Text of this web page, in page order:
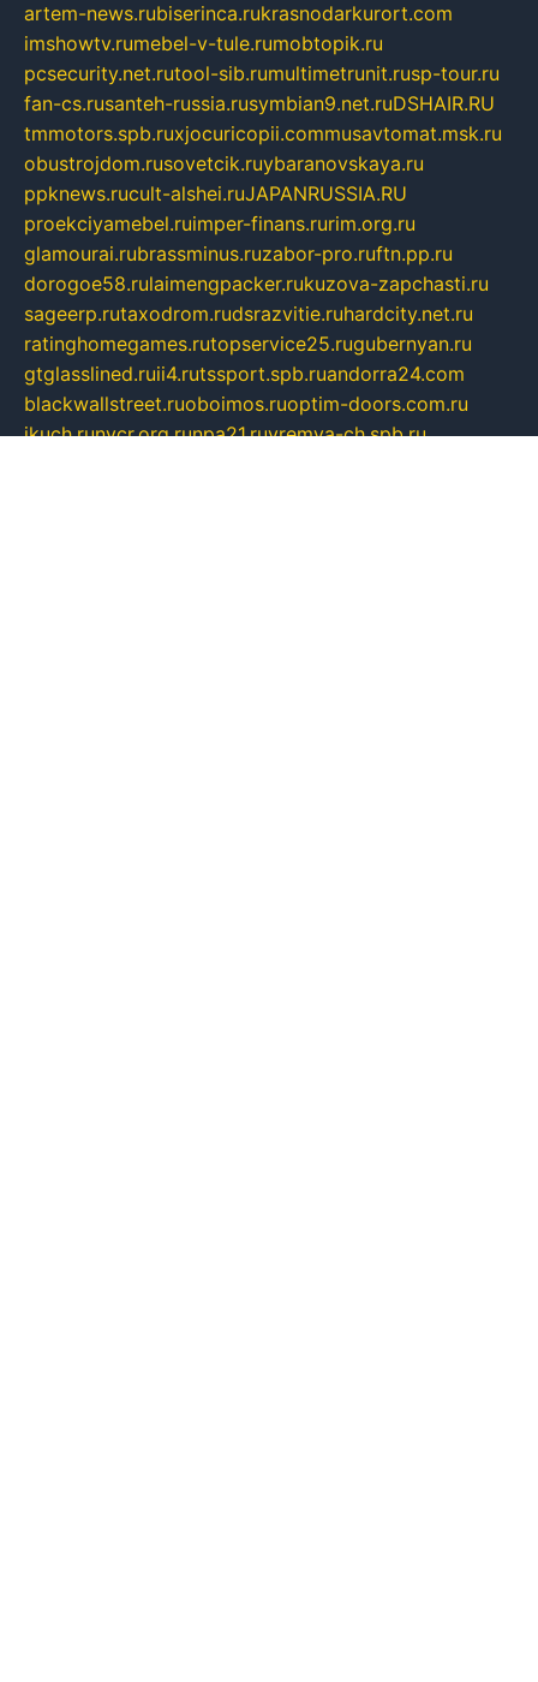
artem-news.rubiserinca.rukrasnodarkurort.com
imshowtv.rumebel-v-tule.rumobtopik.ru
pcsecurity.net.rutool-sib.rumultimetrunit.rusp-tour.ru
fan-cs.rusanteh-russia.rusymbian9.net.ruDSHAIR.RU
tmmotors.spb.ruxjocuricopii.commusavtomat.msk.ru
obustrojdom.rusovetcik.ruybaranovskaya.ru
ppknews.rucult-alshei.ruJAPANRUSSIA.RU
proekciyamebel.ruimper-finans.rurim.org.ru
glamourai.rubrassminus.ruzabor-pro.ruftn.pp.ru
dorogoe58.rulaimengpacker.rukuzova-zapchasti.ru
sageerp.rutaxodrom.rudsrazvitie.ruhardcity.net.ru
ratinghomegames.rutopservice25.rugubernyan.ru
gtglasslined.ruii4.rutssport.spb.ruandorra24.com
blackwallstreet.ruoboimos.ruoptim-doors.com.ru
ikuch.runycr.org.runpa21.ruvremya-ch.spb.ru